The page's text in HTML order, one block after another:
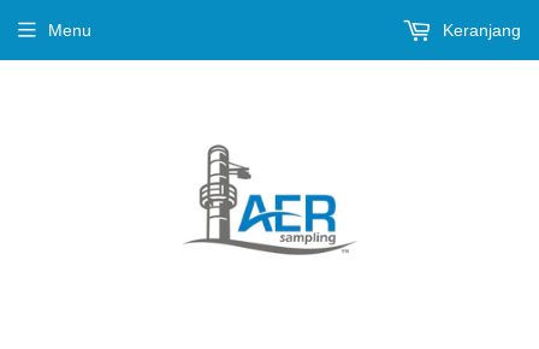
Menu Keranjang